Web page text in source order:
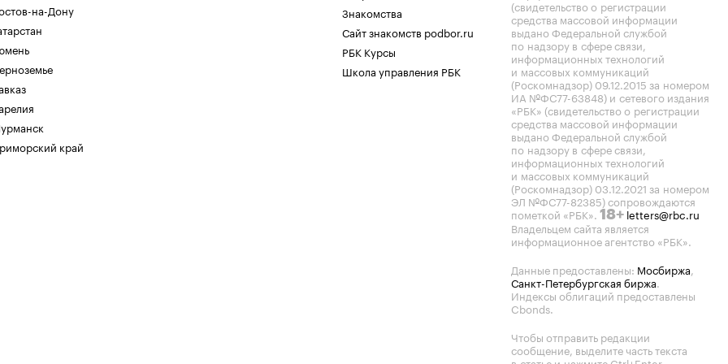
на-Дону
край
Знакомства
Сайт знакомств podbor.ru
РБК Курсы
Школа управления РБК
(свидетельство о регистрации
средства массовой информации
выдано Федеральной службой
по надзору в сфере связи,
информационных технологий
и массовых коммуникаций
(Роскомнадзор) 09.12.2015 за номером
ИА №ФС77-63848) и сетевого издания
«РБК» (свидетельство о регистрации
средства массовой информации
выдано Федеральной службой
по надзору в сфере связи,
информационных технологий
и массовых коммуникаций
(Роскомнадзор) 03.12.2021 за номером
ЭЛ №ФС77-82385) сопровождаются
пометкой «РБК». 18+ letters@rbc.ru
Владельцем сайта является
информационное агентство «РБК».
Данные предоставлены: Мосбиржа,
Санкт-Петербургская биржа.
Индексы облигаций предоставлены
Cbonds.
Чтобы отправить редакции
сообщение, выделите часть текста